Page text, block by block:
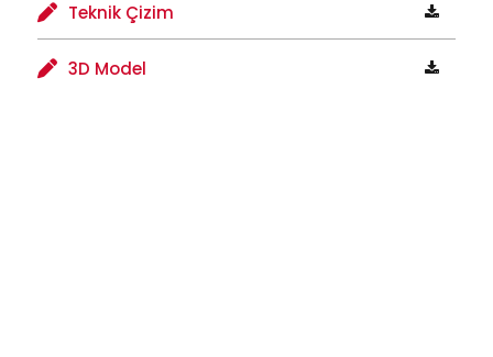
Teknik Çizim
3D Model